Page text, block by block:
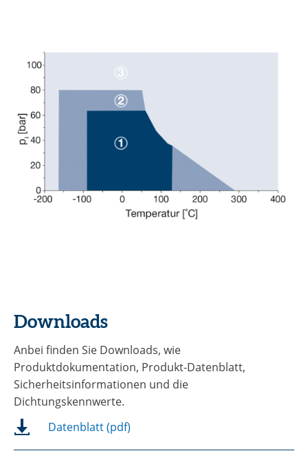
Downloads
Anbei finden Sie Downloads, wie
Produktdokumentation, Produkt-Datenblatt,
Sicherheitsinformationen und die
Dichtungskennwerte.
Datenblatt (pdf)